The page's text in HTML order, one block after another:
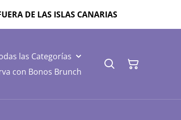
DE LAS ISLAS CANARIAS
las Categorías
con Bonos Brunch